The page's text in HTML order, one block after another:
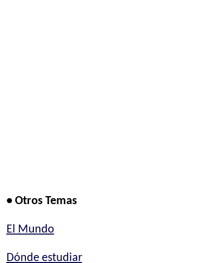
• Otros Temas
El Mundo
Dónde estudiar